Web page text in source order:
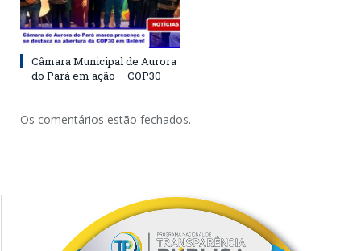
Câmara Municipal de Aurora
do Pará em ação – COP30
Os comentários estão fechados.